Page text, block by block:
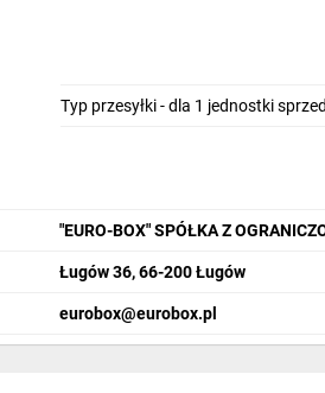
Typ przesyłki - dla 1 jednostki
"EURO-BOX" SPÓŁKA Z
Ługów 36, 66-200 Ługów
eurobox@eurobox.pl